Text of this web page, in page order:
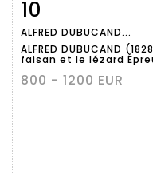
détaillée
10
ALFRED DUBUCAND...
ALFRED DUBUCAND
faisan et le lézard
800 - 1200 EUR